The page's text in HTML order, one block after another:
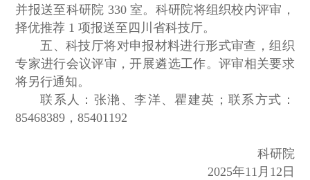
并报送至科研院 330 室。科研院将组织校内评审，
择优推荐 1 项报送至四川省科技厅。
五、科技厅将对申报材料进行形式审查，组织
专家进行会议评审，开展遴选工作。评审相关要求
将另行通知。
联系人：张滟、李洋、瞿建英；联系方式：
85468389，85401192
科研院
2025年11月12日